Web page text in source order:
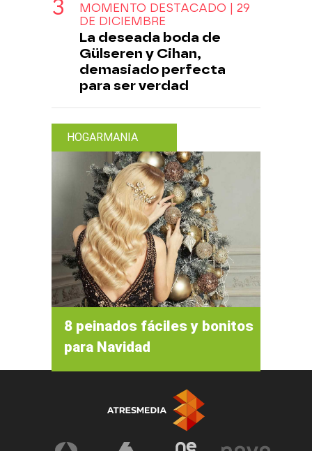
MOMENTO DESTACADO | 29
DE DICIEMBRE
La deseada boda de
Gülseren y Cihan,
demasiado perfecta
para ser verdad
HOGARMANIA
8 peinados fáciles y bonitos
para Navidad